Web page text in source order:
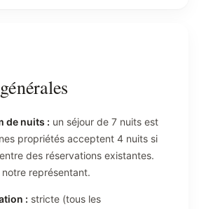
de nuits : un séjour de 7 nuits est
propriétés acceptent 4 nuits si
des réservations existantes.
représentant.
: stricte (tous les